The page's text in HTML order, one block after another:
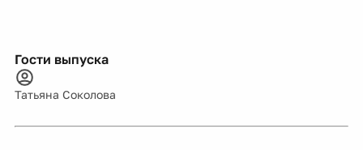
Гости выпуска
Татьяна Соколова